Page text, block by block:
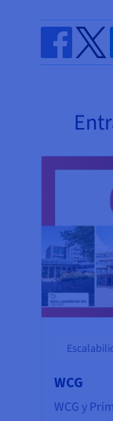
Share onShare
WCG
WCG y